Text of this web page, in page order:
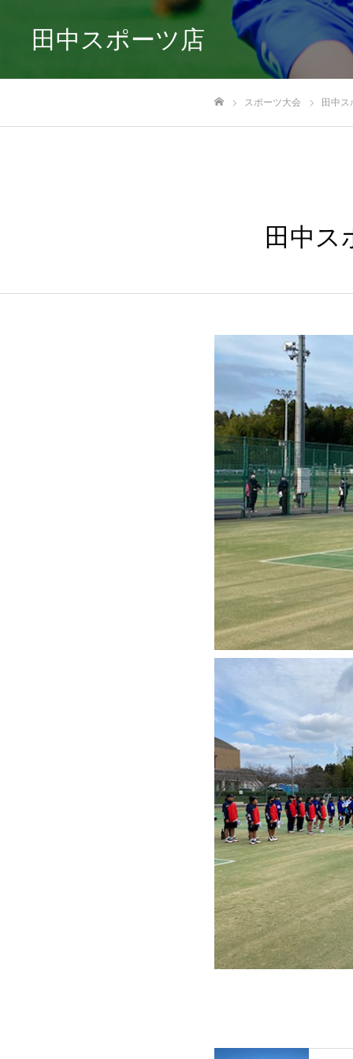
田中スポーツ店
スポーツ大会 田中ス
田中ス